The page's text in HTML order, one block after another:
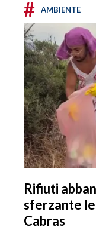
# AMBIENTE
Rifiuti
sferzante
Cabras